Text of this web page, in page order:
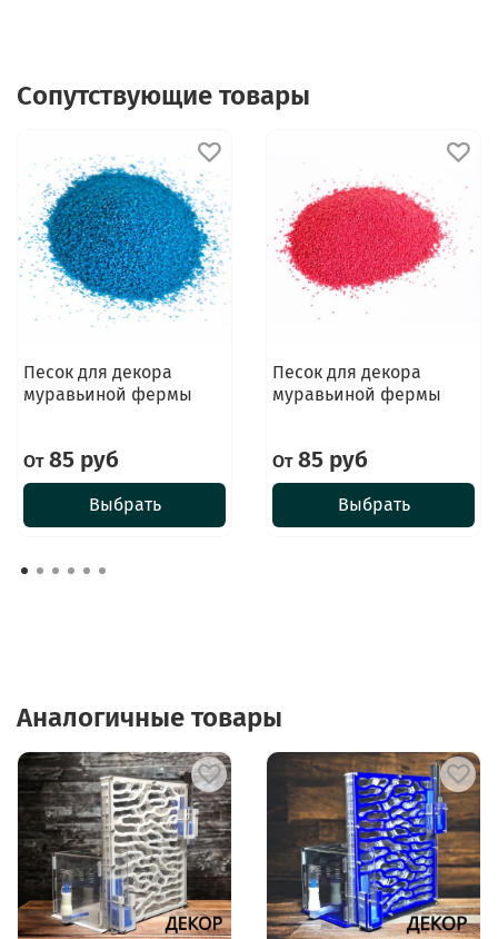
Сопутствующие товары
Песок для декора
муравьиной фермы
От85 руб
Выбрать
Песок для декора
муравьиной фермы
От85 руб
Выбрать
Аналогичные товары